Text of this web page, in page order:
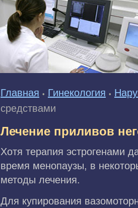
Главная • Гинекология •
средствами
Лечение приливов
Хотя терапия эстрогенами
время менопаузы, в
методы лечения.
Для купирования